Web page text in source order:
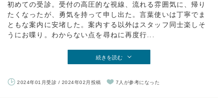
初めての受診。受付の高圧的な視線、流れる雰囲気に、帰り
たくなったが、勇気を持って申し出た。言葉使いは丁寧でま
ともな案内に安堵した。案内する以外はスタッフ同士楽しそ
うにお喋り。わからない点を尋ねに再度行...
続きを読む
2024年01月受診 / 2024年02月投稿 7人が参考になった